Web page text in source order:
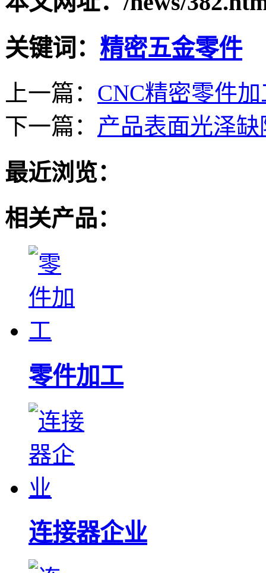
关键词： 精密五金零件
上一篇： CNC精密零件
下一篇： 产品表面光泽
最近浏览：
相关产品：
零件加工
连接器企业